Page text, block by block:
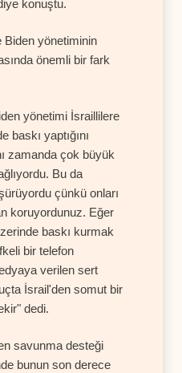
konuştu.
Biden yönetiminin
önemli bir fark
yönetimi İsraillilere
baskı yaptığını
zamanda çok büyük
Bu da
çünkü onları
koruyordunuz. Eğer
baskı kurmak
bir telefon
verilen sert
İsrail'den somut bir
dedi.
savunma desteği
bunun son derece